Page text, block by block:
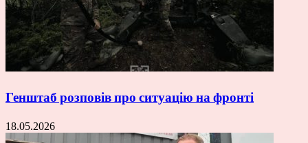
Генштаб розповів про ситуацію на фронті
18.05.2026